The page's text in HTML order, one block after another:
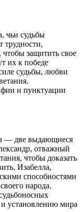
чьи судьбы
трудности,
защитить свое
их к победе
судьбы, любви
и пунктуации
— две выдающиеся
отважный
чтобы доказать
Изабелла,
способностями
народа.
установлению мира